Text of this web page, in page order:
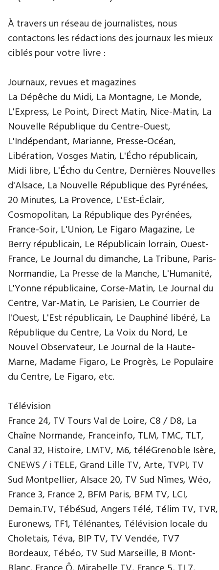
À travers un réseau de journalistes, nous
contactons les rédactions des journaux les mieux
ciblés pour votre livre :
Journaux, revues et magazines
La Dépêche du Midi, La Montagne, Le Monde,
L'Express, Le Point, Direct Matin, Nice-Matin, La
Nouvelle République du Centre-Ouest,
L'Indépendant, Marianne, Presse-Océan,
Libération, Vosges Matin, L'Écho républicain,
Midi libre, L'Écho du Centre, Dernières Nouvelles
d'Alsace, La Nouvelle République des Pyrénées,
20 Minutes, La Provence, L'Est-Éclair,
Cosmopolitan, La République des Pyrénées,
France-Soir, L'Union, Le Figaro Magazine, Le
Berry républicain, Le Républicain lorrain, Ouest-
France, Le Journal du dimanche, La Tribune, Paris-
Normandie, La Presse de la Manche, L'Humanité,
L'Yonne républicaine, Corse-Matin, Le Journal du
Centre, Var-Matin, Le Parisien, Le Courrier de
l'Ouest, L'Est républicain, Le Dauphiné libéré, La
République du Centre, La Voix du Nord, Le
Nouvel Observateur, Le Journal de la Haute-
Marne, Madame Figaro, Le Progrès, Le Populaire
du Centre, Le Figaro, etc.
Télévision
France 24, TV Tours Val de Loire, C8 / D8, La
Chaîne Normande, Franceinfo, TLM, TMC, TLT,
Canal 32, Histoire, LMTV, M6, téléGrenoble Isère,
CNEWS / i TELE, Grand Lille TV, Arte, TVPI, TV
Sud Montpellier, Alsace 20, TV Sud Nîmes, Wéo,
France 3, France 2, BFM Paris, BFM TV, LCI,
Demain.TV, TébéSud, Angers Télé, Télim TV, TVR,
Euronews, TF1, Télénantes, Télévision locale du
Choletais, Téva, BIP TV, TV Vendée, TV7
Bordeaux, Tébéo, TV Sud Marseille, 8 Mont-